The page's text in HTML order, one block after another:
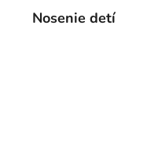
Nosenie detí